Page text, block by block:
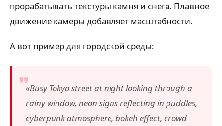
прорабатывать текстуры камня и снега. Плавное
движение камеры добавляет масштабности.
А вот пример для городской среды:
«Busy Tokyo street at night looking through a
rainy window, neon signs reflecting in puddles,
cyberpunk atmosphere, bokeh effect, crowd